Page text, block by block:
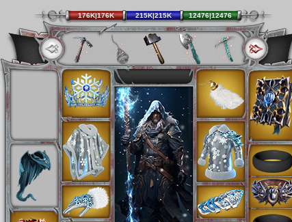
176K|176K 215K|215K 12476|12476